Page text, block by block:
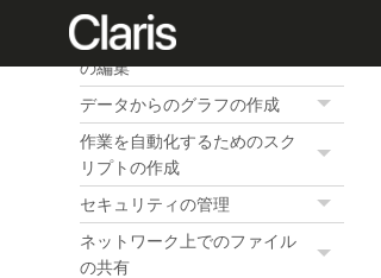
オブジェクト、レイアウトパ
ート、およびレイアウト背景
の編集
データからのグラフの作成
作業を自動化するためのスク
リプトの作成
セキュリティの管理
ネットワーク上でのファイル
の共有